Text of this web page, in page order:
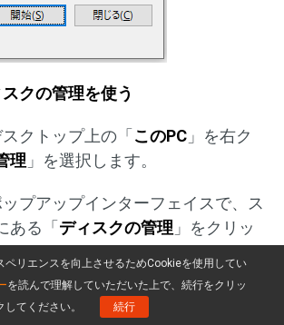
クの管理を使う
クトップ上の「このPC 」を右ク
理 」を選択します。
プアップインターフェイスで、ス
ある「ディスクの管理 」をクリッ
。
のUSBメモリを右クリックし、
」を選択します。
ペリエンスを向上させるためCookieを使用してい
を読んで理解していただいた上で、続行をクリッ
してください。
続行